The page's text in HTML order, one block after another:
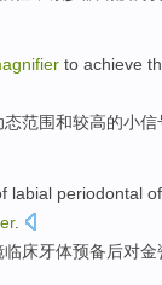
to achieve
态范围和较高的小信
labial periodontal of
.
临床牙体预备后对金